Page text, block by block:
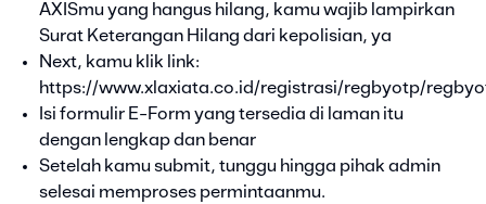
AXISmu yang hangus hilang, kamu wajib lampirkan
Surat Keterangan Hilang dari kepolisian, ya
Next, kamu klik link:
https://www.xlaxiata.co.id/registrasi/regbyotp/
Isi formulir E-Form yang tersedia di laman itu
dengan lengkap dan benar
Setelah kamu submit, tunggu hingga pihak admin
selesai memproses permintaanmu.